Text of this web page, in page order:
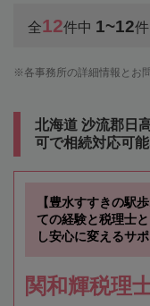
全12件中 1~12
各事務所の詳細情報とお
北海道 沙流郡日
可で相続対応可
【豊水すすきの駅
ての経験と税理士
し安心に変えるサポ
関和輝税理